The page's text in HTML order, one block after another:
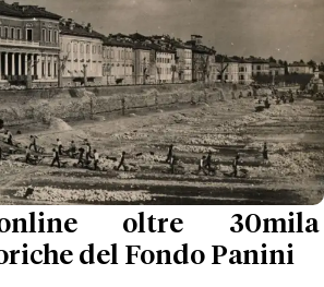
oltre 30mila
del Fondo Panini